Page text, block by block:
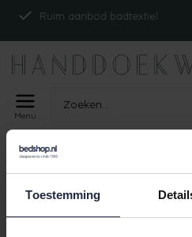
Toestemming
Ruim aanbod badtextiel
Menu
Home
PRODUCTEN